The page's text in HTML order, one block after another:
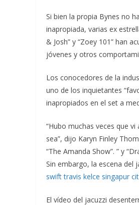
Si bien la propia Bynes no
inapropiada, varias ex
& Josh” y “Zoey 101” han
jóvenes y otros
Los conocedores de la
uno de los inquietantes
inapropiados en el set a
“Hubo muchas veces que
sea”, dijo Karyn Finley
“The Amanda Show”. ” y
Sin embargo, la escena del
swift travis kelce singapur
El vídeo del jacuzzi